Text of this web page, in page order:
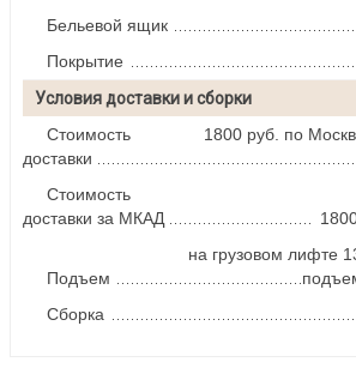
Бельевой ящик
Покрытие
Условия доставки и сборки
Стоимость
доставки
1800 руб. по
Стоимость
доставки за МКАД
Подъем
на грузовом лифте
Сборка